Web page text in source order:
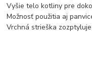
Vyšie telo kotliny pre
Možnosť použitia aj
Vrchná strieška